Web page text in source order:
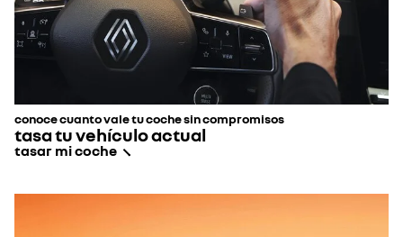
conoce cuanto vale tu coche sin compromisos
tasa tu vehículo actual
tasar mi coche